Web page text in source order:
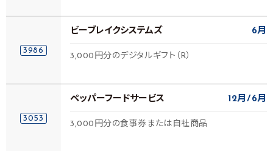
3986
ビーブレイクシステムズ 6月
3,000円分のデジタルギフト（R）
3053
ペッパーフードサービス 12月 6月
3,000円分の食事券または自社商品